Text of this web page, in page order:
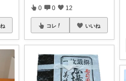
0 0 12
コレ いいね